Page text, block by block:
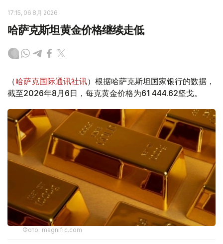
17:15, 06 8月 2026
哈萨克斯坦黄金价格继续走低
（哈萨克国际通讯社讯）根据哈萨克斯坦国家银行的数据，
截至2026年8月6日，每克黄金价格为61 444.62坚戈。
Фото: magnific.com